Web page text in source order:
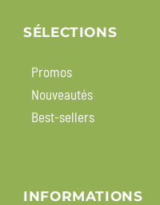
SÉLECTIONS
Promos
Nouveautés
Best-sellers
INFORMATIONS